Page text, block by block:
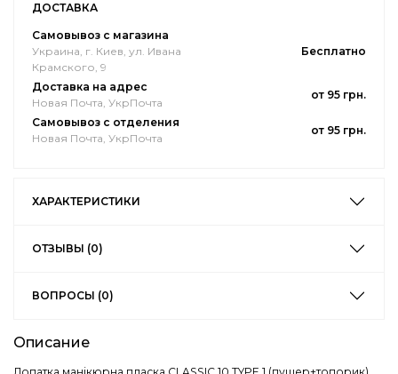
ДОСТАВКА
Самовывоз с магазина
Украина, г. Киев, ул. Ивана
Крамского, 9
Бесплатно
Доставка на адрес
Новая Почта, УкрПочта
от 95 грн.
Самовывоз с отделения
Новая Почта, УкрПочта
от 95 грн.
ХАРАКТЕРИСТИКИ
ОТЗЫВЫ (0)
ВОПРОСЫ (0)
Описание